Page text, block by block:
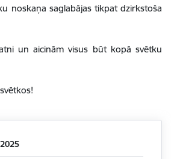
noskaņa saglabājas tikpat dzirkstoša
un aicinām visus būt kopā svētku